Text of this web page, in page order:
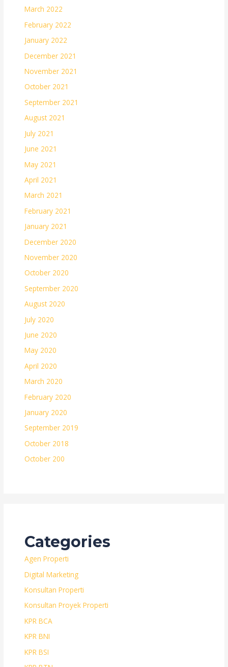
March 2022
February 2022
January 2022
December 2021
November 2021
October 2021
September 2021
August 2021
July 2021
June 2021
May 2021
April 2021
March 2021
February 2021
January 2021
December 2020
November 2020
October 2020
September 2020
August 2020
July 2020
June 2020
May 2020
April 2020
March 2020
February 2020
January 2020
September 2019
October 2018
October 200
Categories
Agen Properti
Digital Marketing
Konsultan Properti
Konsultan Proyek Properti
KPR BCA
KPR BNI
KPR BSI